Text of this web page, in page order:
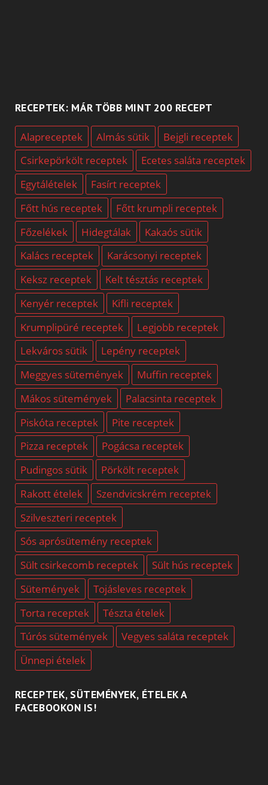
RECEPTEK: MÁR TÖBB MINT 200 RECEPT
Alapreceptek Almás sütik
Bejgli receptek
Csirkepörkölt receptek
Ecetes saláta receptek
Egytálételek
Fasírt receptek
Főtt hús receptek
Főtt krumpli receptek
Főzelékek
Hidegtálak
Kakaós sütik
Kalács receptek
Karácsonyi receptek
Keksz receptek
Kelt tésztás receptek
Kenyér receptek
Kifli receptek
Krumplipüré receptek
Legjobb receptek
Lekváros sütik
Lepény receptek
Meggyes sütemények
Muffin receptek
Mákos sütemények
Palacsinta receptek
Piskóta receptek
Pite receptek
Pizza receptek
Pogácsa receptek
Pudingos sütik
Pörkölt receptek
Rakott ételek
Szendvicskrém receptek
Szilveszteri receptek
Sós aprósütemény receptek
Sült csirkecomb receptek
Sült hús receptek
Sütemények
Tojásleves receptek
Torta receptek
Tészta ételek
Túrós sütemények
Vegyes saláta receptek
Ünnepi ételek
RECEPTEK, SÜTEMÉNYEK, ÉTELEK A
FACEBOOKON IS!